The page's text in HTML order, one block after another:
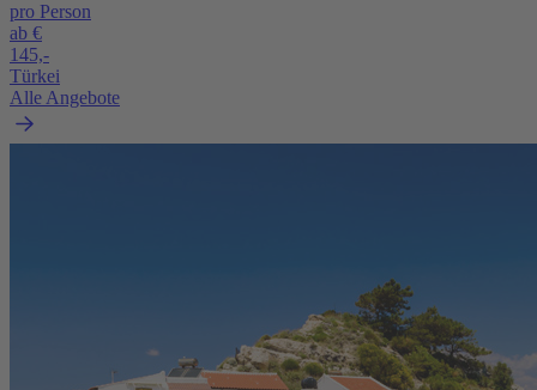
pro Person
ab €
145,-
Türkei
Alle Angebote